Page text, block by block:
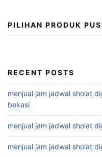
PILIHAN PRODUK
RECENT POSTS
menjual jam jadwal sholat
bekasi
menjual jam jadwal sholat
menjual jam jadwal sholat